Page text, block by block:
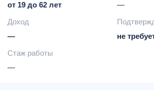
запрос
руб. за
от 19 до 62 лет
—
Доход
—
не
Стаж работы
—